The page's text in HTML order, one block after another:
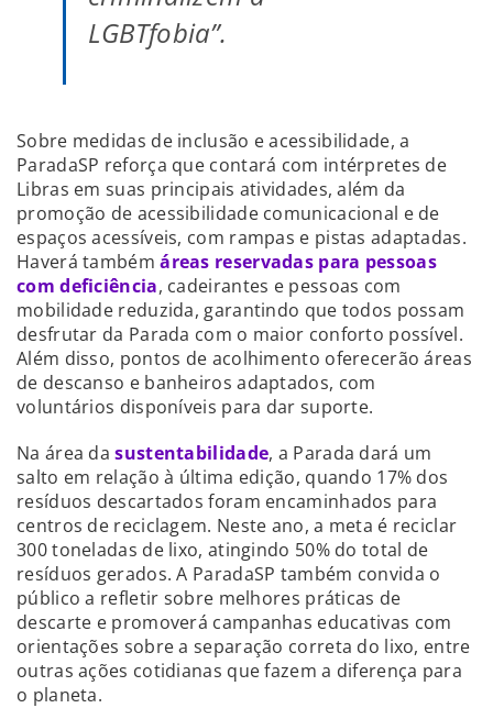
LGBTfobia”.
Sobre medidas de inclusão e acessibilidade, a
ParadaSP reforça que contará com intérpretes de
Libras em suas principais atividades, além da
promoção de acessibilidade comunicacional e de
espaços acessíveis, com rampas e pistas adaptadas.
Haverá tambémáreas reservadas para pessoas
com deficiência, cadeirantes e pessoas com
mobilidade reduzida, garantindo que todos possam
desfrutar da Parada com o maior conforto possível.
Além disso, pontos de acolhimento oferecerão áreas
de descanso e banheiros adaptados, com
voluntários disponíveis para dar suporte.
Na área dasustentabilidade, a Parada dará um
salto em relação à última edição, quando 17% dos
resíduos descartados foram encaminhados para
centros de reciclagem. Neste ano, a meta é reciclar
300 toneladas de lixo, atingindo 50% do total de
resíduos gerados. A ParadaSP também convida o
público a refletir sobre melhores práticas de
descarte e promoverá campanhas educativas com
orientações sobre a separação correta do lixo, entre
outras ações cotidianas que fazem a diferença para
o planeta.